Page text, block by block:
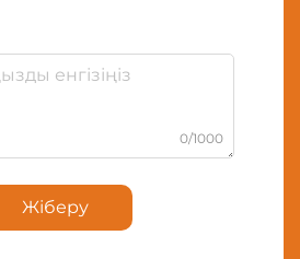
0/1000
Жіберу